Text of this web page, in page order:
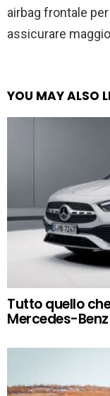
airbag frontale
assicurare
YOU MAY ALSO
Tutto quello
Mercedes-Benz